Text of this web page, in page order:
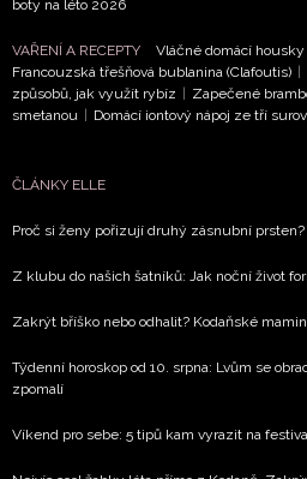
boty na léto 2026
VAŘENÍ A RECEPTY Vláčné domácí housky
Francouzská třešňová bublanina (Clafoutis) |
způsobů, jak využít rybíz | Zapečené
smetanou | Domácí iontový nápoj ze tří
ČLÁNKY ELLE
Proč si ženy pořizují druhý zásnubní prsten?
Z klubu do našich šatníků: Jak noční život
Zakrýt bříško nebo odhalit? Kodaňské
Týdenní horoskop od 10. srpna: Lvům se
zpomalí
Víkend pro sebe: 5 tipů kam vyrazit na